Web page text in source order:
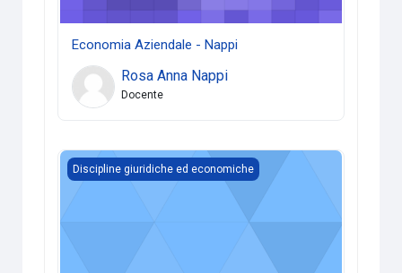
Economia Aziendale - Nappi
Rosa Anna Nappi
Docente
Economia Aziendale - Magni
Discipline giuridiche ed economiche